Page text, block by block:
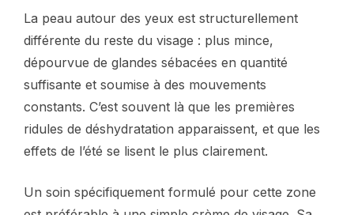
La peau autour des yeux est structurellement
différente du reste du visage : plus mince,
dépourvue de glandes sébacées en quantité
suffisante et soumise à des mouvements
constants. C’est souvent là que les premières
ridules de déshydratation apparaissent, et que les
effets de l’été se lisent le plus clairement.
Un soin spécifiquement formulé pour cette zone